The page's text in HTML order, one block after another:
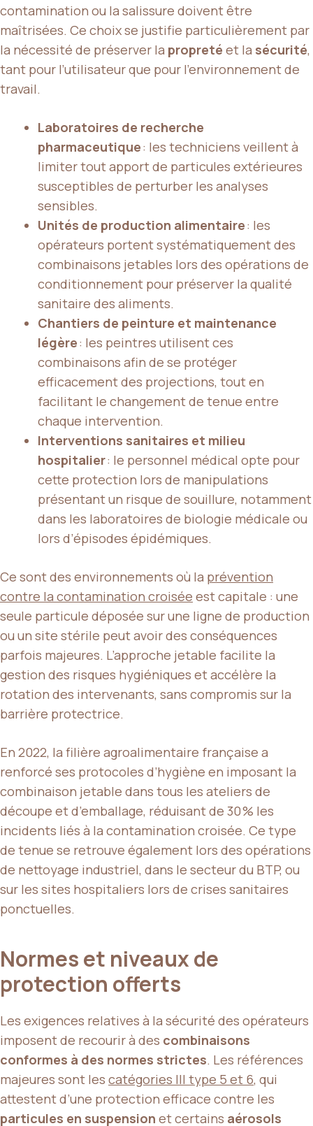
contamination ou la salissure doivent être
maîtrisées. Ce choix se justifie particulièrement par
la nécessité de préserver la propreté et la sécurité,
tant pour l’utilisateur que pour l’environnement de
travail.
Laboratoires de recherche
pharmaceutique: les techniciens veillent à
limiter tout apport de particules extérieures
susceptibles de perturber les analyses
sensibles.
Unités de production alimentaire: les
opérateurs portent systématiquement des
combinaisons jetables lors des opérations de
conditionnement pour préserver la qualité
sanitaire des aliments.
Chantiers de peinture et maintenance
légère: les peintres utilisent ces
combinaisons afin de se protéger
efficacement des projections, tout en
facilitant le changement de tenue entre
chaque intervention.
Interventions sanitaires et milieu
hospitalier: le personnel médical opte pour
cette protection lors de manipulations
présentant un risque de souillure, notamment
dans les laboratoires de biologie médicale ou
lors d’épisodes épidémiques.
Ce sont des environnements où la prévention
contre la contamination croisée est capitale : une
seule particule déposée sur une ligne de production
ou un site stérile peut avoir des conséquences
parfois majeures. L’approche jetable facilite la
gestion des risques hygiéniques et accélère la
rotation des intervenants, sans compromis sur la
barrière protectrice.
En 2022, la filière agroalimentaire française a
renforcé ses protocoles d’hygiène en imposant la
combinaison jetable dans tous les ateliers de
découpe et d’emballage, réduisant de 30 % les
incidents liés à la contamination croisée. Ce type
de tenue se retrouve également lors des opérations
de nettoyage industriel, dans le secteur du BTP, ou
sur les sites hospitaliers lors de crises sanitaires
ponctuelles.
Normes et niveaux de
protection offerts
Les exigences relatives à la sécurité des opérateurs
imposent de recourir à des combinaisons
conformes à des normes strictes. Les références
majeures sont les catégories III type 5 et 6, qui
attestent d’une protection efficace contre les
particules en suspension et certains aérosols